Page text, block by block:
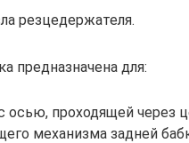
резцедержателя.
предназначена для:
осью, проходящей через
механизма задней